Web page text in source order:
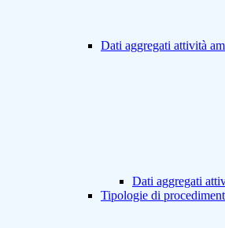
Dati aggregati attività
Dati aggregati
Tipologie di